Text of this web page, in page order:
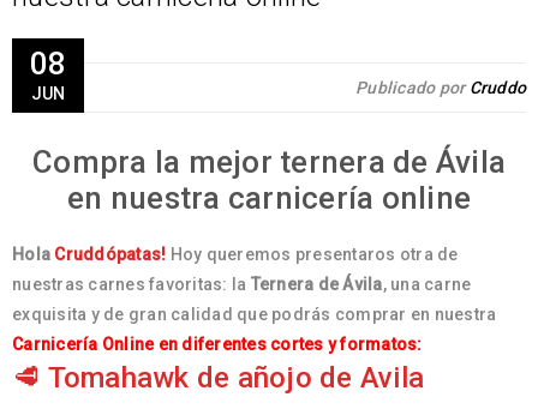
08
JUN Publicado porCruddo
Compra la mejor ternera de Ávila
en nuestra carnicería online
Hola Cruddópatas! Hoy queremos presentaros otra de
nuestras carnes favoritas: la Ternera de Ávila, una carne
exquisita y de gran calidad que podrás comprar en nuestra
Carnicería Online en diferentes cortes y formatos:
🥩 Tomahawk de añojo de Avila